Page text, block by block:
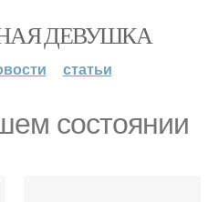
ДЕВУШКА
статьи
состоянии